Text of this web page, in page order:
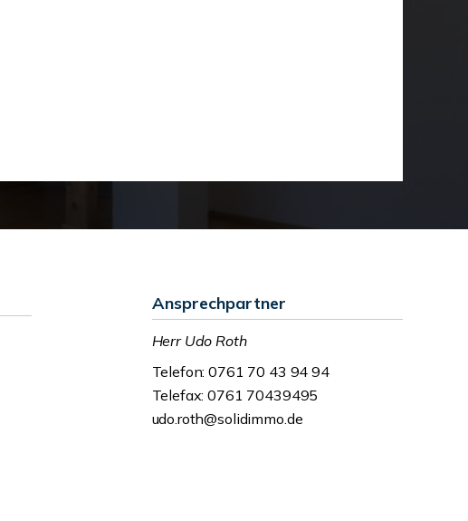
Ansprechpartner
Herr Udo Roth
Telefon: 0761 70 43 94 94
Telefax: 0761 70439495
udo.roth@solidimmo.de